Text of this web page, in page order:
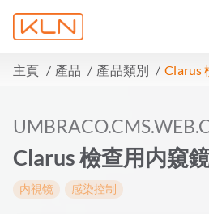
主頁 產品 產品類別 Clarus
Clarus 檢查用内窺
内視镜 感染控制